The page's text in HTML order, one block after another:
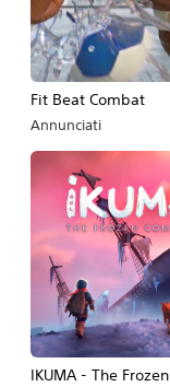
Fit Beat Combat
Annunciati
IKUMA - The Frozen